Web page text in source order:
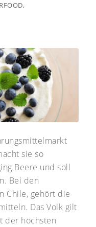
,
sie so
Beere und soll
Bei den
Chile, gehört die
Das Volk gilt
der höchsten